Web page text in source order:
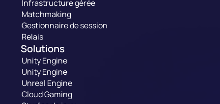
Infrastructure gérée
Matchmaking
Gestionnaire de session
Relais
Solutions
Unity Engine
Unity Engine
Unreal Engine
Cloud Gaming